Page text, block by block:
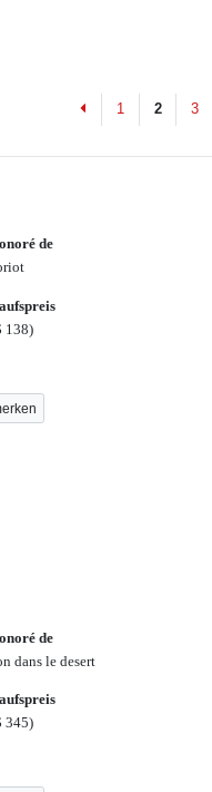
Previous
1 2 3
de
138)
de
dans le desert
345)